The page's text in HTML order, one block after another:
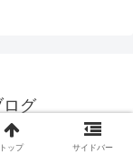
昨年から「完全受
した。いわゆる
」がありませんの
ログ
グ.
トップ サイドバー